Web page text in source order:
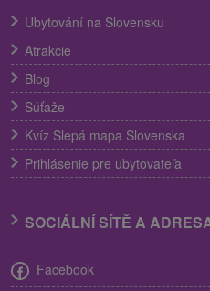
Ubytování na Slovensku
Atrakcie
Blog
Súťaže
Kvíz Slepá mapa Slovenska
Prihlásenie pre ubytovateľa
SOCIÁLNÍ SÍTĚ A
Facebook